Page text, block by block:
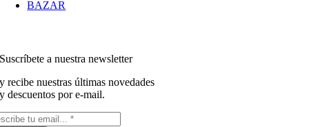
BAZAR
Suscríbete a nuestra newsletter
y recibe nuestras últimas novedades
y descuentos por e-mail.